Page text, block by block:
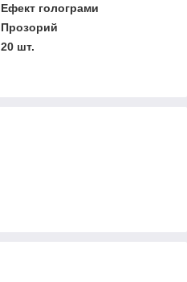
Ефект голограми
Прозорий
20 шт.